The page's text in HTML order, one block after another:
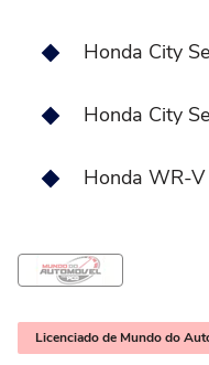
Honda City
Honda City
Honda WR-
Licenciado de Mundo do